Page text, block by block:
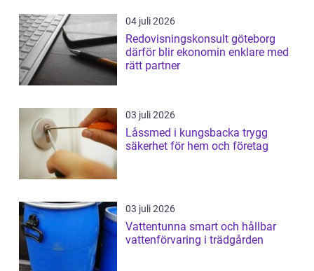
04 juli 2026
Redovisningskonsult göteborg
därför blir ekonomin enklare med
rätt partner
03 juli 2026
Låssmed i kungsbacka trygg
säkerhet för hem och företag
03 juli 2026
Vattentunna smart och hållbar
vattenförvaring i trädgården